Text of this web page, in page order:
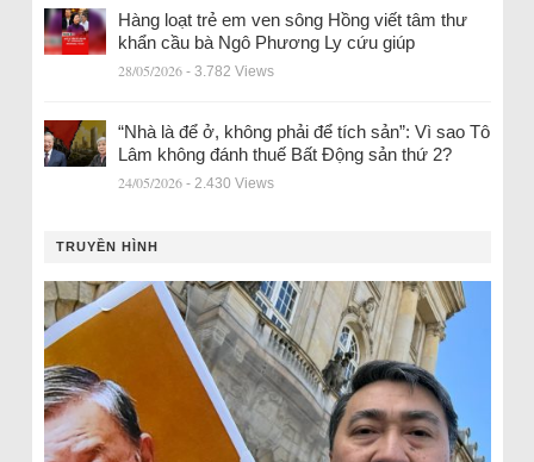
Hàng loạt trẻ em ven sông Hồng viết tâm thư
khẩn cầu bà Ngô Phương Ly cứu giúp
28/05/2026 - 3.782 Views
“Nhà là để ở, không phải để tích sản”: Vì sao Tô
Lâm không đánh thuế Bất Động sản thứ 2?
24/05/2026 - 2.430 Views
TRUYỀN HÌNH